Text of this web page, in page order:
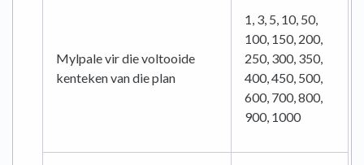
Mylpale vir die voltooide
kenteken van die plan
1, 3, 5, 10, 50,
100, 150, 200,
250, 300, 350,
400, 450, 500,
600, 700, 800,
900, 1000